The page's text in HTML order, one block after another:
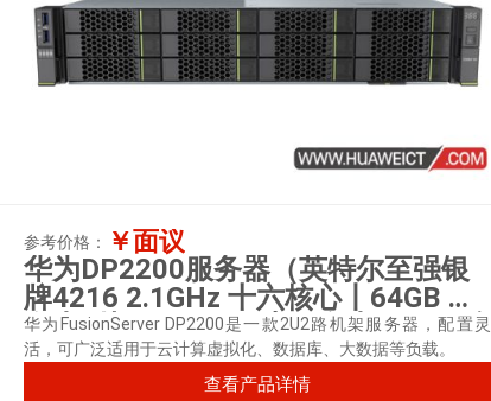
参考价格： ￥面议
华为DP2200服务器（英特尔至强银
牌4216 2.1GHz 十六核心丨64GB 内
存丨2块*960GB 固态硬盘丨SR130阵
列卡丨550W双电源丨三年质保）
华为FusionServer DP2200是一款2U2路机架服务器，配置灵
活，可广泛适用于云计算虚拟化、数据库、大数据等负载。
查看产品详情